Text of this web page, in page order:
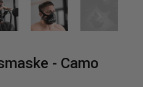
- Camo